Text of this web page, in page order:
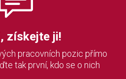
získejte ji!
pracovních pozic přímo
tak první, kdo se o nich